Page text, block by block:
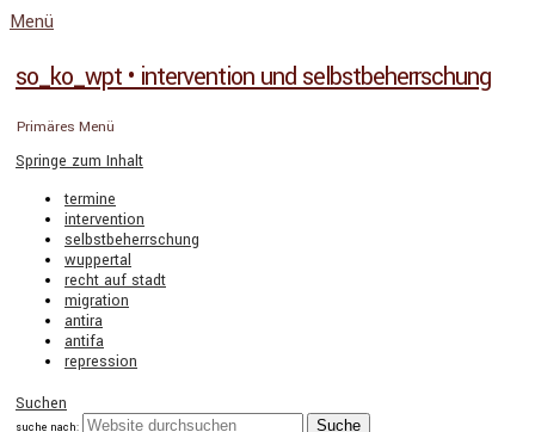
Menü
so_ko_wpt • intervention und selbstbeherrschung
Primäres Menü
Springe zum Inhalt
termine
intervention
selbstbeherrschung
wuppertal
recht auf stadt
migration
antira
antifa
repression
Suchen
suche nach: